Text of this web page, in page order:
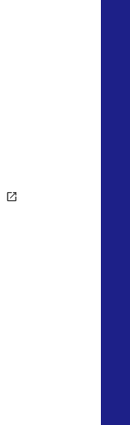
open_in_new